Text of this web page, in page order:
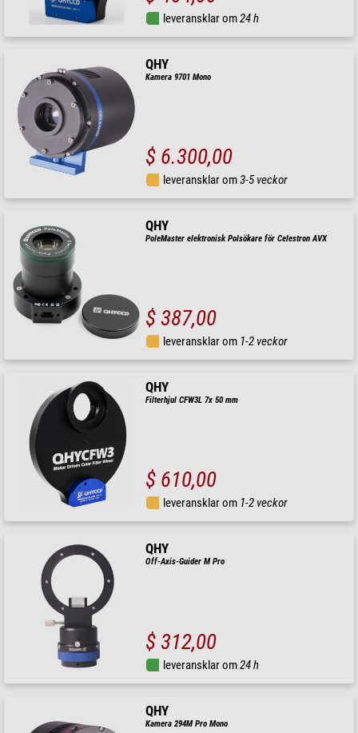
leveransklar om24 h
QHY
Kamera 9701 Mono
$ 6.300,00
leveransklar om3-5 veckor
QHY
PoleMaster elektronisk Polsökare för Celestron AVX
$ 387,00
leveransklar om 1-2 veckor
QHY
Filterhjul CFW3L 7x 50 mm
$ 610,00
leveransklar om 1-2 veckor
QHY
Off-Axis-Guider M Pro
$ 312,00
leveransklar om24 h
QHY
Kamera 294M Pro Mono